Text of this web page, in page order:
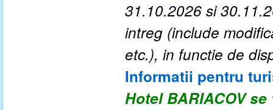
31.10.2026 si
intreg (include
etc.), in functie de
Informatii pentru
Hotel BARIACOV